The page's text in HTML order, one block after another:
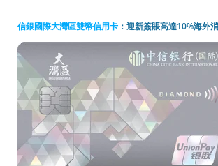
信銀國際大灣區雙幣信用卡 ：迎新簽賬高達10%海外